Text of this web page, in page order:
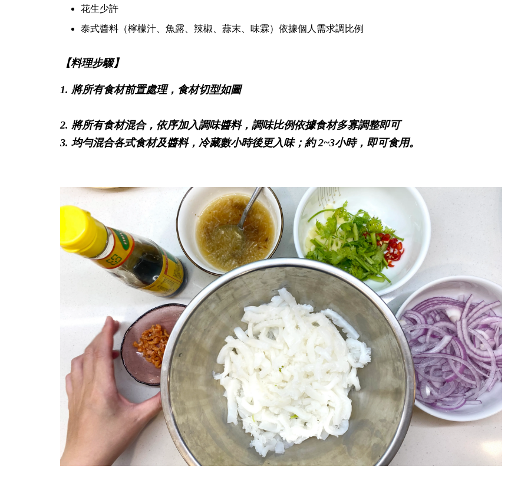
花生少許
泰式醬料（檸檬汁、魚露、辣椒、蒜末、味霖）依據個人需求調比例
【料理步驟】
1. 將所有食材前置處理，食材切型如圖
2. 將所有食材混合，依序加入調味醬料，調味比例依據食材多寡調整即可
3. 均勻混合各式食材及醬料，冷藏數小時後更入味；約 2~3小時，即可食用。